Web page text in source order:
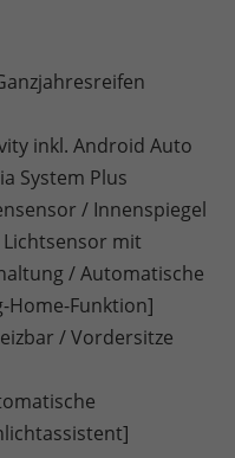
inkl. Android Auto
System Plus
/ Innenspiegel
mit
/ Automatische
Home-Funktion]
/ Vordersitze